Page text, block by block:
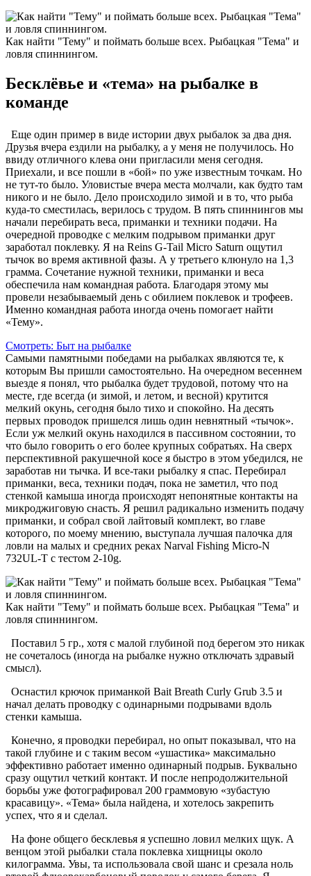
Как найти "Тему" и поймать больше всех. Рыбацкая "Тема" и
ловля спиннингом.
Бесклёвье и «тема» на рыбалке в
команде
Еще один пример в виде истории двух рыбалок за два дня.
Друзья вчера ездили на рыбалку, а у меня не получилось. Но
ввиду отличного клева они пригласили меня сегодня.
Приехали, и все пошли в «бой» по уже известным точкам. Но
не тут-то было. Уловистые вчера места молчали, как будто там
никого и не было. Дело происходило зимой и в то, что рыба
куда-то сместилась, верилось с трудом. В пять спиннингов мы
начали перебирать веса, приманки и техники подачи. На
очередной проводке с мелким подрывом приманки друг
заработал поклевку. Я на Reins G-Tail Micro Saturn ощутил
тычок во время активной фазы. А у третьего клюнуло на 1,3
грамма. Сочетание нужной техники, приманки и веса
обеспечила нам командная работа. Благодаря этому мы
провели незабываемый день с обилием поклевок и трофеев.
Именно командная работа иногда очень помогает найти
«Тему».
Смотреть: Быт на рыбалке
Самыми памятными победами на рыбалках являются те, к
которым Вы пришли самостоятельно. На очередном весеннем
выезде я понял, что рыбалка будет трудовой, потому что на
месте, где всегда (и зимой, и летом, и весной) крутится
мелкий окунь, сегодня было тихо и спокойно. На десять
первых проводок пришелся лишь один невнятный «тычок».
Если уж мелкий окунь находился в пассивном состоянии, то
что было говорить о его более крупных собратьях. На сверх
перспективной ракушечной косе я быстро в этом убедился, не
заработав ни тычка. И все-таки рыбалку я спас. Перебирал
приманки, веса, техники подач, пока не заметил, что под
стенкой камыша иногда происходят непонятные контакты на
микроджиговую снасть. Я решил радикально изменить подачу
приманки, и собрал свой лайтовый комплект, во главе
которого, по моему мнению, выступала лучшая палочка для
ловли на малых и средних реках Narval Fishing Micro-N
732UL-T с тестом 2-10g.
Как найти "Тему" и поймать больше всех. Рыбацкая "Тема" и
ловля спиннингом.
Поставил 5 гр., хотя с малой глубиной под берегом это никак
не сочеталось (иногда на рыбалке нужно отключать здравый
смысл).
Оснастил крючок приманкой Bait Breath Curly Grub 3.5 и
начал делать проводку с одинарными подрывами вдоль
стенки камыша.
Конечно, я проводки перебирал, но опыт показывал, что на
такой глубине и с таким весом «ушастика» максимально
эффективно работает именно одинарный подрыв. Буквально
сразу ощутил четкий контакт. И после непродолжительной
борьбы уже фотографировал 200 граммовую «зубастую
красавицу». «Тема» была найдена, и хотелось закрепить
успех, что я и сделал.
На фоне общего бесклевья я успешно ловил мелких щук. А
венцом этой рыбалки стала поклевка хищницы около
килограмма. Увы, та использовала свой шанс и срезала ноль